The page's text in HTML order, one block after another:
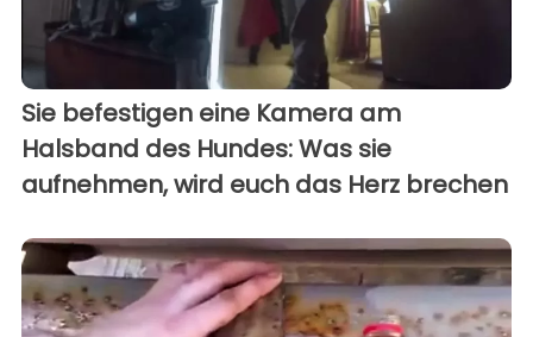
Sie befestigen eine Kamera am
Halsband des Hundes: Was sie
aufnehmen, wird euch das Herz brechen